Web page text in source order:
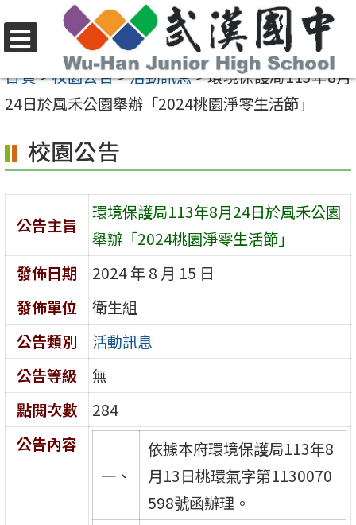
至
要
容
區
選
單
首頁>校園公告>活動訊息>環境保護局113年8月
24日於風禾公園舉辦「2024桃園淨零生活節」
校園公告
公告主旨
環境保護局113年8月24日於風禾公園
舉辦「2024桃園淨零生活節」
發佈日期
2024 年 8 月 15 日
發佈單位
衛生組
公告類別
活動訊息
公告等級
無
點閱次數
284
公告內容
一、
依據本府環境保護局113年8
月13日桃環氣字第1130070
598號函辦理。